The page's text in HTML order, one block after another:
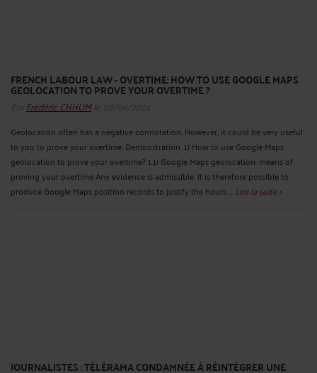
FRENCH LABOUR LAW - OVERTIME: HOW TO USE GOOGLE MAPS
GEOLOCATION TO PROVE YOUR OVERTIME ?
Par Frédéric CHHUMle 09/06/2024
Geolocation often has a negative connotation. However, it could be very useful
to you to prove your overtime. Demonstration. 1) How to use Google Maps
geolocation to prove your overtime? 1.1) Google Maps geolocation: means of
proving your overtime Any evidence is admissible. It is therefore possible to
produce Google Maps position records to justify the hours ... Lire la suite >
JOURNALISTES : TÉLÉRAMA CONDAMNÉE À RÉINTÉGRER UNE